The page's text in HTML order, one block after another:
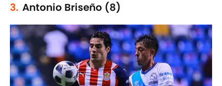
3. Antonio Briseño (8)